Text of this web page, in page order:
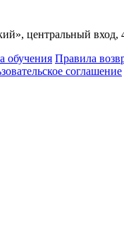
центральный вход,
обучения Правила
соглашение